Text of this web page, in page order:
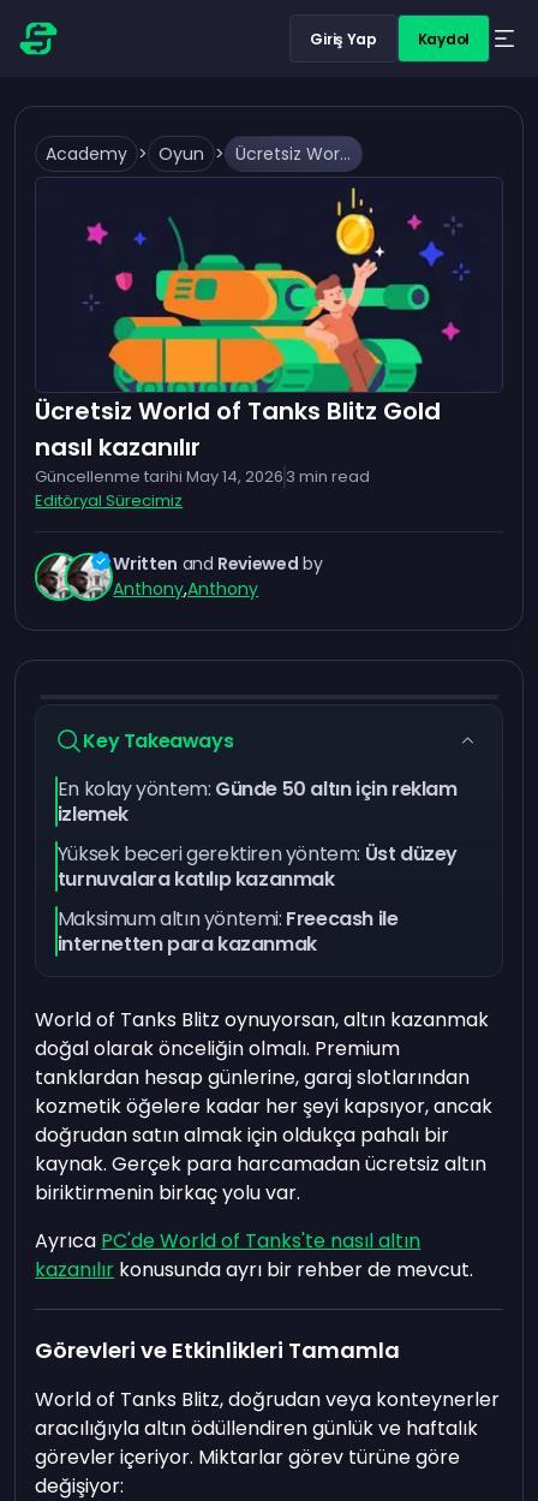
Giriş Yap Kaydol
Academy > Oyun > Ücretsiz World of Tanks Blitz Gold nasıl kazanılır
Ücretsiz World of Tanks Blitz Gold
nasıl kazanılır
Güncellenme tarihi May 14, 2026 3 min read
Editöryal Sürecimiz
Written and Reviewed by
Anthony,Anthony
Key Takeaways
En kolay yöntem: Günde 50 altın için reklam
izlemek
Yüksek beceri gerektiren yöntem: Üst düzey
turnuvalara katılıp kazanmak
Maksimum altın yöntemi: Freecash ile
internetten para kazanmak
World of Tanks Blitz oynuyorsan, altın kazanmak
doğal olarak önceliğin olmalı. Premium
tanklardan hesap günlerine, garaj slotlarından
kozmetik öğelere kadar her şeyi kapsıyor, ancak
doğrudan satın almak için oldukça pahalı bir
kaynak. Gerçek para harcamadan ücretsiz altın
biriktirmenin birkaç yolu var.
Ayrıca PC'de World of Tanks'te nasıl altın
kazanılır konusunda ayrı bir rehber de mevcut.
Görevleri ve Etkinlikleri Tamamla
World of Tanks Blitz, doğrudan veya konteynerler
aracılığıyla altın ödüllendiren günlük ve haftalık
görevler içeriyor. Miktarlar görev türüne göre
değişiyor: